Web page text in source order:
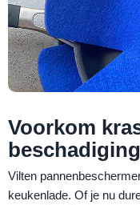
Voorkom
Vilten
keukenlade. Of je nu